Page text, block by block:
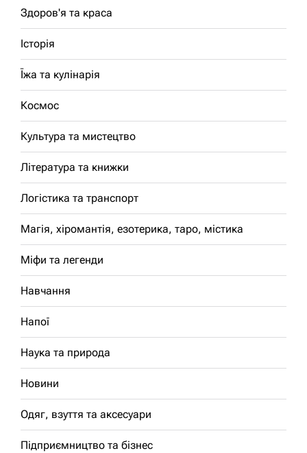
Здоров'я та краса
Історія
Їжа та кулінарія
Космос
Культура та мистецтво
Література та книжки
Логістика та транспорт
Магія, хіромантія, езотерика, таро, містика
Міфи та легенди
Навчання
Напої
Наука та природа
Новини
Одяг, взуття та аксесуари
Підприємництво та бізнес